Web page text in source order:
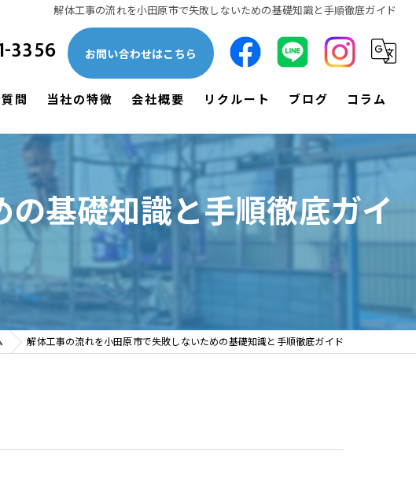
解体工事の流れを小田原市で失敗しないための基礎知識と手順徹底ガイド
3356 お問い合わせはこちら
問 当社の特徴
鉄骨
土木
会社概要
漫画特集
リクルート ブログ コラム
基礎知識と手順徹底ガイ
解体工事の流れを小田原市で失敗しないための基礎知識と手順徹底ガイド